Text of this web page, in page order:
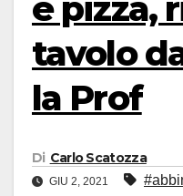
e pizza,
tavolo
la Prof
Di Carlo Scatozza
GIU 2, 2021